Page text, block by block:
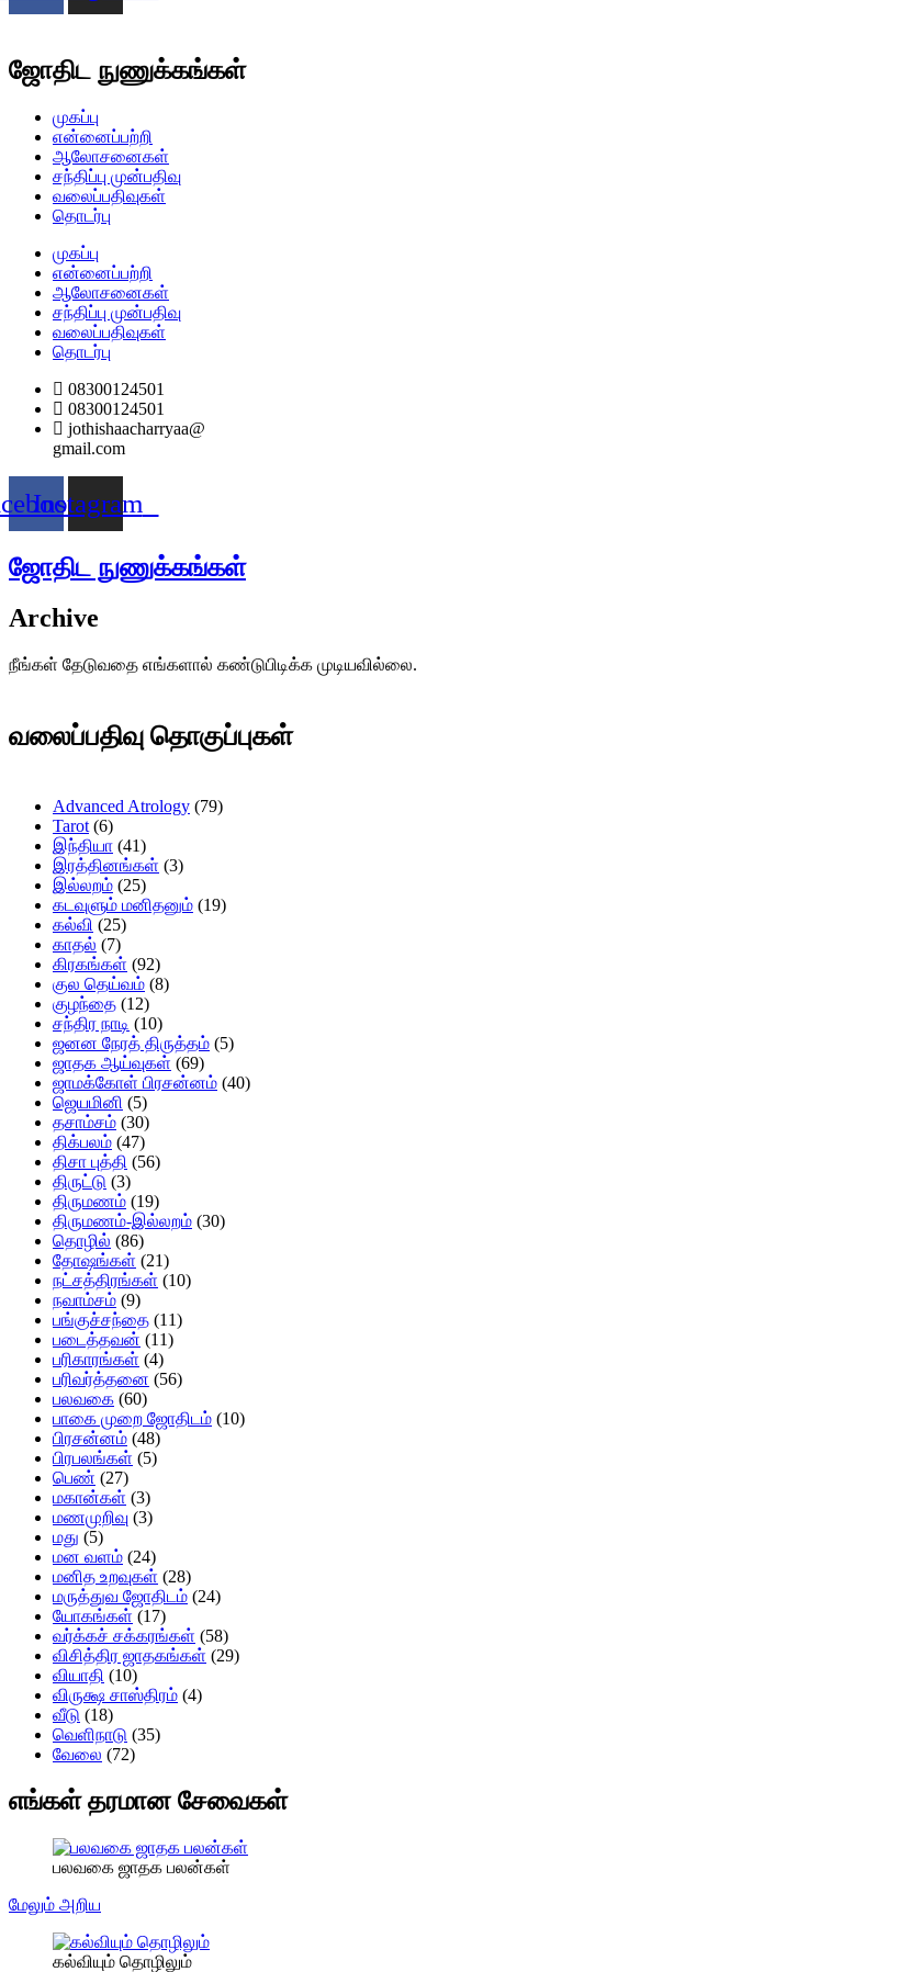
ஜோதிட நுணுக்கங்கள்​
முகப்பு
என்னைப்பற்றி
ஆலோசனைகள்
சந்திப்பு முன்பதிவு
வலைப்பதிவுகள்
தொடர்பு
முகப்பு
என்னைப்பற்றி
ஆலோசனைகள்
சந்திப்பு முன்பதிவு
வலைப்பதிவுகள்
தொடர்பு
08300124501
08300124501
jothishaacharryaa@
gmail.com
Instagram
ஜோதிட நுணுக்கங்கள்​
Archive
நீங்கள் தேடுவதை எங்களால் கண்டுபிடிக்க முடியவில்லை.
வலைப்பதிவு தொகுப்புகள்
Advanced Atrology (79)
Tarot (6)
இந்தியா (41)
இரத்தினங்கள் (3)
இல்லறம் (25)
கடவுளும் மனிதனும் (19)
கல்வி (25)
காதல் (7)
கிரகங்கள் (92)
குல தெய்வம் (8)
குழந்தை (12)
சந்திர நாடி (10)
ஜனன நேரத் திருத்தம் (5)
ஜாதக ஆய்வுகள் (69)
ஜாமக்கோள் பிரசன்னம் (40)
ஜெயமினி (5)
தசாம்சம் (30)
திக்பலம் (47)
திசா புத்தி (56)
திருட்டு (3)
திருமணம் (19)
திருமணம்-இல்லறம் (30)
தொழில் (86)
தோஷங்கள் (21)
நட்சத்திரங்கள் (10)
நவாம்சம் (9)
பங்குச்சந்தை (11)
படைத்தவன் (11)
பரிகாரங்கள் (4)
பரிவர்த்தனை (56)
பலவகை (60)
பாகை முறை ஜோதிடம் (10)
பிரசன்னம் (48)
பிரபலங்கள் (5)
பெண் (27)
மகான்கள் (3)
மணமுறிவு (3)
மது (5)
மன வளம் (24)
மனித உறவுகள் (28)
மருத்துவ ஜோதிடம் (24)
யோகங்கள் (17)
வர்க்கச் சக்கரங்கள் (58)
விசித்திர ஜாதகங்கள் (29)
வியாதி (10)
விருக்ஷ சாஸ்திரம் (4)
வீடு (18)
வெளிநாடு (35)
வேலை (72)
எங்கள் தரமான சேவைகள்
பலவகை ஜாதக பலன்கள்
மேலும் அறிய
கல்வியும் தொழிலும்